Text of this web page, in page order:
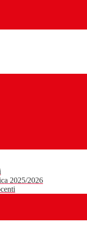
2025/2026